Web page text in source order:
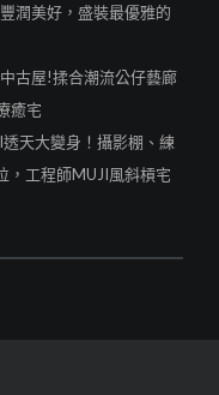
潤美好，盛裝最優雅的
古屋!揉合潮流公仔藝廊
癒宅
天大變身！攝影棚、練
，工程師MUJI風斜槓宅